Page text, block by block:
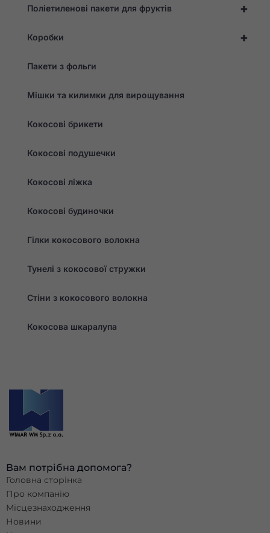
+
Поліетиленові пакети для фруктів
+
Коробки
Пакети з фольги
Мішки та килимки для вирощування
Кокосові брикети
Кокосові подушечки
Кокосові ліжка
Кокосові будиночки
Гілки кокосового волокна
Тунелі з кокосової стружки
Стіни з кокосового волокна
Кокосова шкаралупа
Вам потрібна допомога?
Головна сторінка
Про компанію
Місцезнаходження
Новини